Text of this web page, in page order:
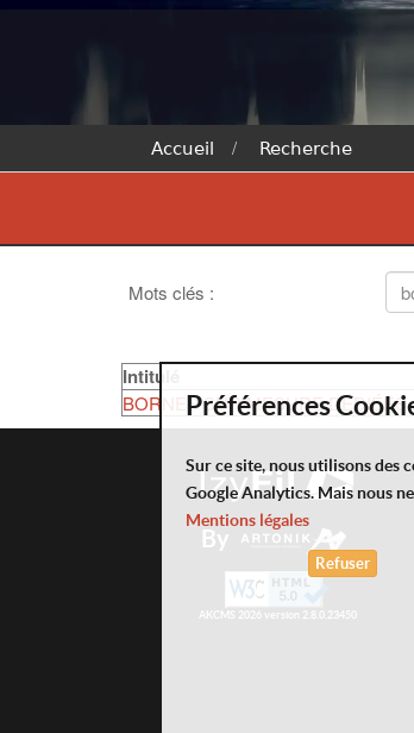
Accueil Recherche
Mots clés :
Intitulé
BORNES SUR MESURE
By
AKCMS 2026 version 2.8.0.23450
Préférences
Sur ce site, nous utilisons des
Google Analytics. Mais nous
Mentions légales
Refuser